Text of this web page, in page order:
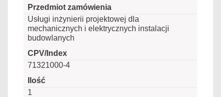
Usługi inżynierii projektowej dla
mechanicznych i elektrycznych instalacji
budowlanych
71321000-4
1